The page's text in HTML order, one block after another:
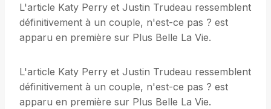
L'article Katy Perry et Justin Trudeau ressemblent
définitivement à un couple, n'est-ce pas ? est
apparu en première sur Plus Belle La Vie.
L'article Katy Perry et Justin Trudeau ressemblent
définitivement à un couple, n'est-ce pas ? est
apparu en première sur Plus Belle La Vie.